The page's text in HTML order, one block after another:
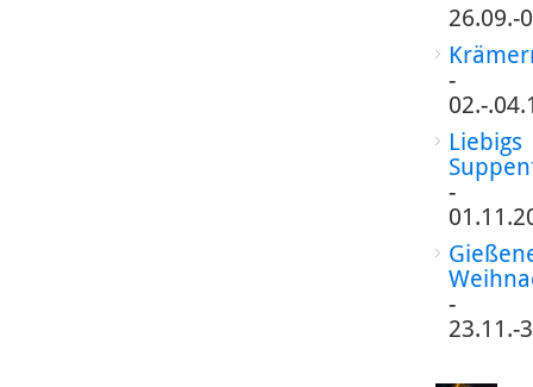
26.09.-
-
02.-
Liebigs
-
-
23.11.-